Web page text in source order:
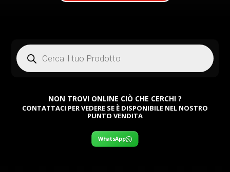
Products
search
NON TROVI ONLINE CIÒ CHE CERCHI ?
CONTATTACI PER VEDERE SE È DISPONIBILE NEL NOSTRO
PUNTO VENDITA
WhatsApp